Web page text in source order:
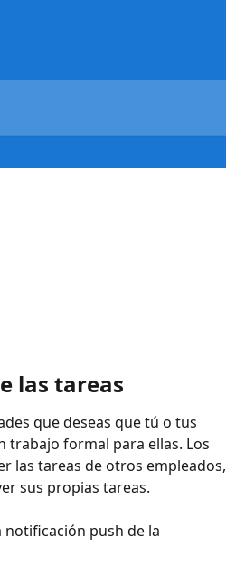
las tareas
que deseas que tú o tus
trabajo formal para ellas. Los
las tareas de otros empleados,
sus propias tareas.
notificación push de la